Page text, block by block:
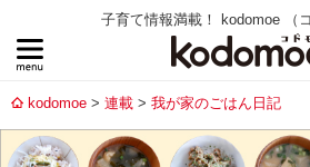
子育て情報満載！ kodomoe （
kodomoe 連載 我が家のごはん日記